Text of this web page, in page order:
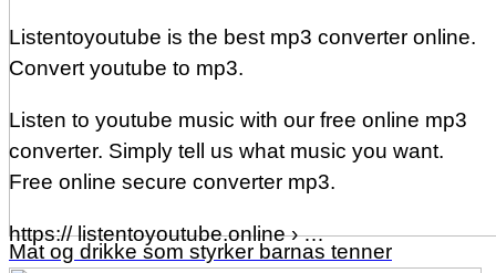
Mat og drikke som styrker barnas tenner
Listentoyoutube is the best mp3 converter online.
Convert youtube to mp3.
Listen to youtube music with our free online mp3
converter. Simply tell us what music you want.
Free online secure converter mp3.
https:// listentoyoutube.online › …